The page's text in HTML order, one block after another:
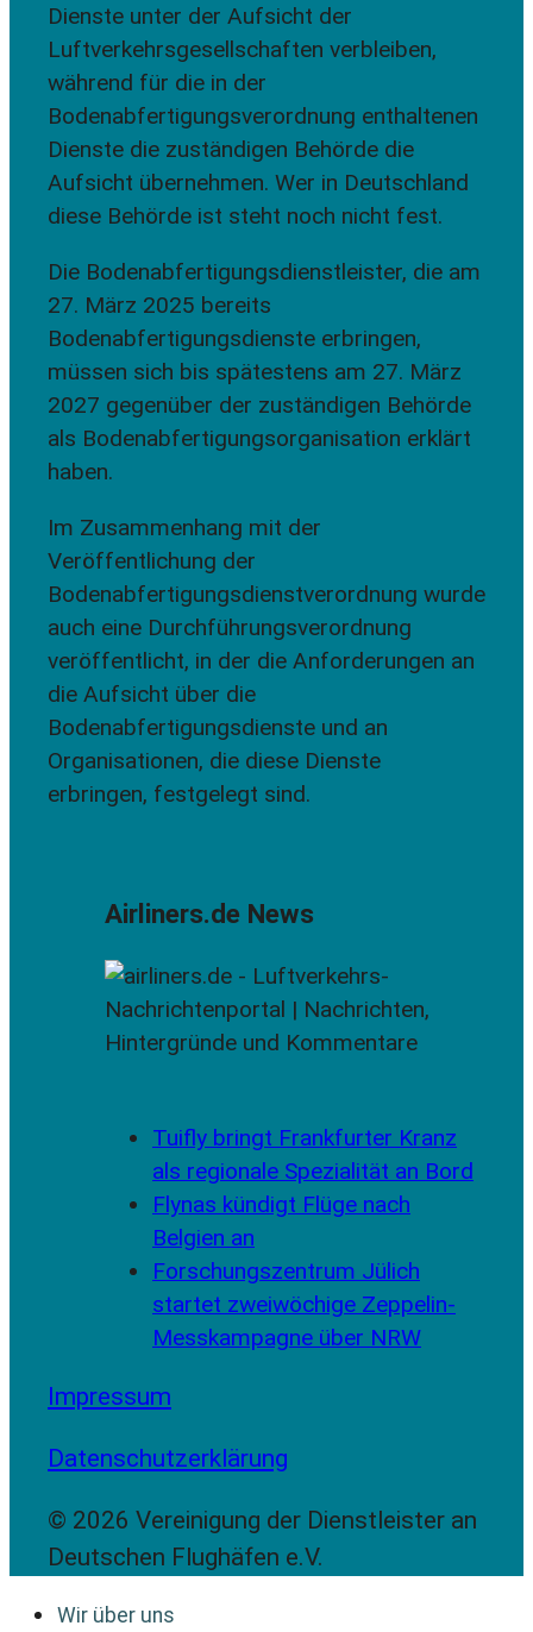
Dienste unter der Aufsicht der
Luftverkehrsgesellschaften verbleiben,
während für die in der
Bodenabfertigungsverordnung enthaltenen
Dienste die zuständigen Behörde die
Aufsicht übernehmen. Wer in Deutschland
diese Behörde ist steht noch nicht fest.
Die Bodenabfertigungsdienstleister, die am
27. März 2025 bereits
Bodenabfertigungsdienste erbringen,
müssen sich bis spätestens am 27. März
2027 gegenüber der zuständigen Behörde
als Bodenabfertigungsorganisation erklärt
haben.
Im Zusammenhang mit der
Veröffentlichung der
Bodenabfertigungsdienstverordnung wurde
auch eine Durchführungsverordnung
veröffentlicht, in der die Anforderungen an
die Aufsicht über die
Bodenabfertigungsdienste und an
Organisationen, die diese Dienste
erbringen, festgelegt sind.
Airliners.de News
Tuifly bringt Frankfurter Kranz
als regionale Spezialität an Bord
Flynas kündigt Flüge nach
Belgien an
Forschungszentrum Jülich
startet zweiwöchige Zeppelin-
Messkampagne über NRW
Impressum
Datenschutzerklärung
© 2026 Vereinigung der Dienstleister an
Deutschen Flughäfen e.V.
Wir über uns